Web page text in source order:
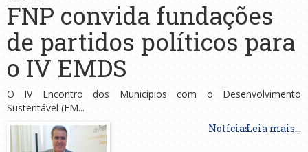
FNP convida fundações
de partidos políticos para
o IV EMDS
O IV Encontro dos Municípios com o Desenvolvimento
Sustentável (EM...
NotíciasLeia mais...